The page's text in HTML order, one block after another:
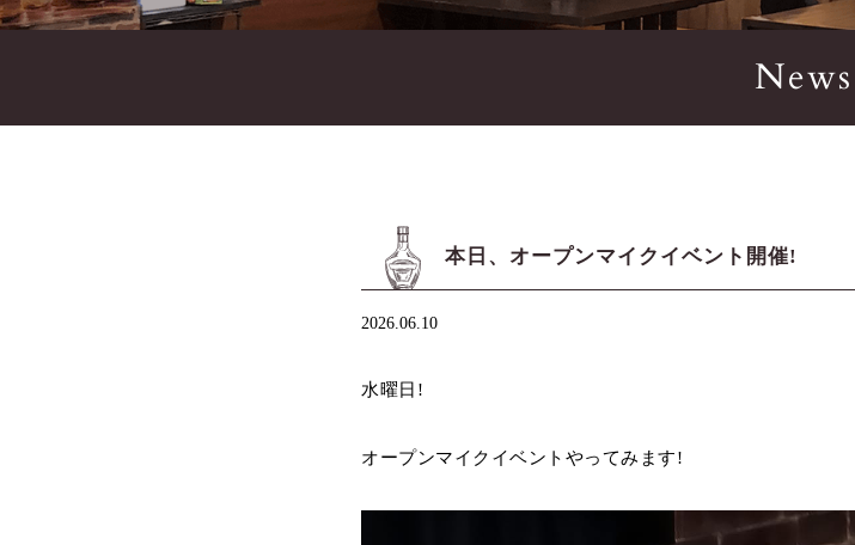
News
本日、オープンマイクイベント開催!
2026.06.10
水曜日!
オープンマイクイベントやってみます!